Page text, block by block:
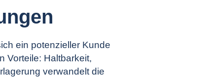
ein potenzieller Kunde
Vorteile: Haltbarkeit,
verwandelt die